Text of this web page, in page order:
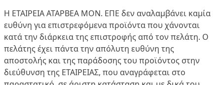
Η ΕΤΑΙΡΕΙΑ ΑΤΑΡΒΕΑ ΜΟΝ. ΕΠΕ δεν αναλαμβάνει καμία
ευθύνη για επιστρεφόμενα προϊόντα που χάνονται
κατά την διάρκεια της επιστροφής από τον πελάτη. Ο
πελάτης έχει πάντα την απόλυτη ευθύνη της
αποστολής και της παράδοσης του προϊόντος στην
διεύθυνση της ΕΤΑΙΡΕΙΑΣ, που αναγράφεται στο